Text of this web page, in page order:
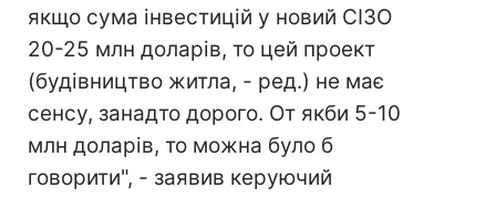
якщо сума інвестицій у новий СІЗО
20-25 млн доларів, то цей проект
(будівництво житла, - ред.) не має
сенсу, занадто дорого. От якби 5-10
млн доларів, то можна було б
говорити", - заявив керуючий